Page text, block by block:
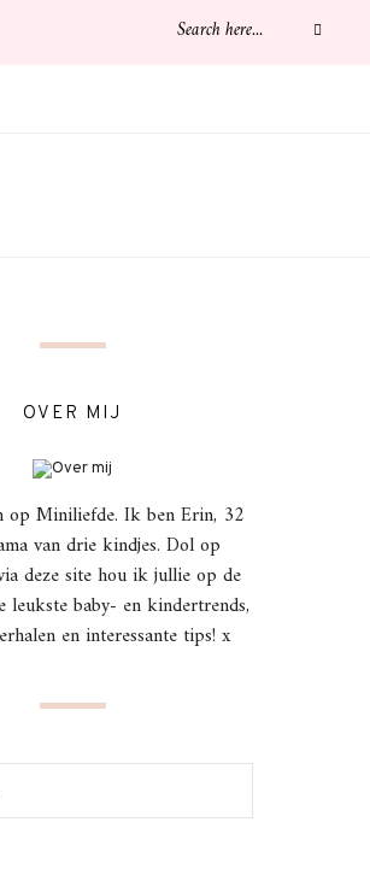
OVER MIJ
op Miniliefde. Ik ben Erin, 32
van drie kindjes. Dol op
deze site hou ik jullie op de
leukste baby- en kindertrends,
en interessante tips! x